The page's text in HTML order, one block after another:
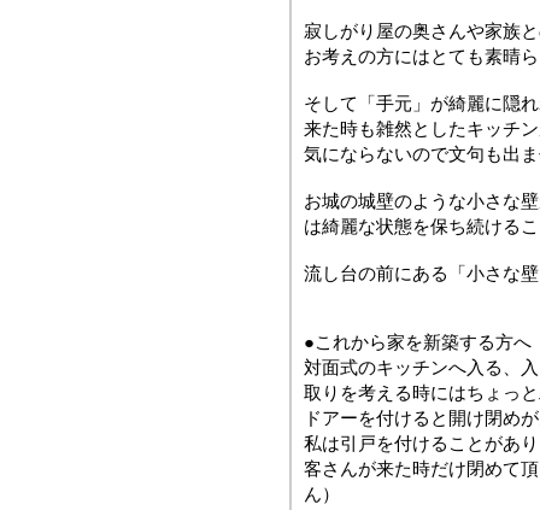
寂しがり屋の奥さんや家族
お考えの方にはとても素晴
そして「手元」が綺麗に隠
来た時も雑然としたキッチ
気にならないので文句も出
お城の城壁のような小さな
は綺麗な状態を保ち続ける
流し台の前にある「小さな
●これから家を新築する方へ
対面式のキッチンへ入る、
取りを考える時にはちょっ
ドアーを付けると開け閉め
私は引戸を付けることがあ
客さんが来た時だけ閉めて
ん）